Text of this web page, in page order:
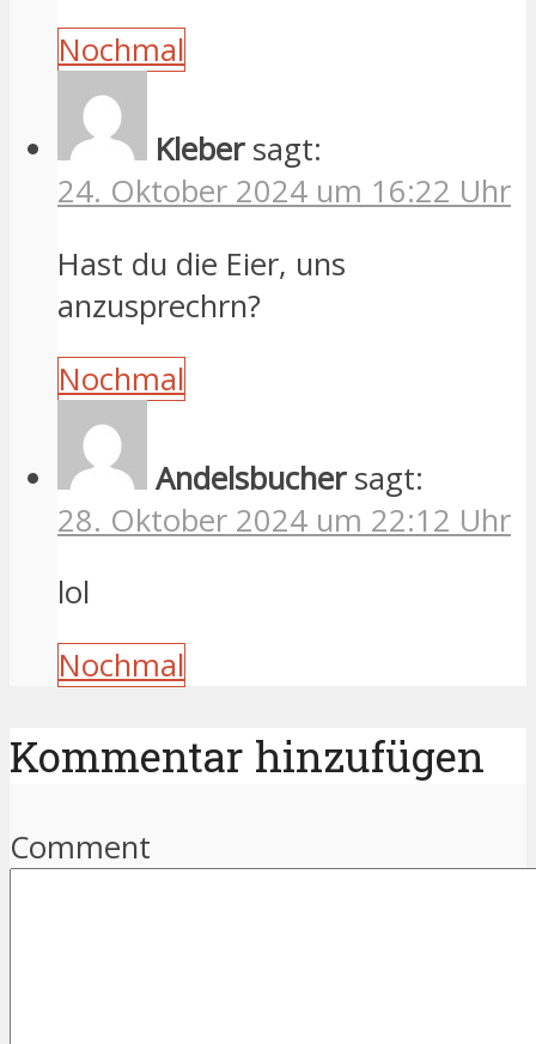
Nochmal
Kleber sagt:
24. Oktober 2024 um 16:22 Uhr
Hast du die Eier, uns
anzusprechrn?
Nochmal
Andelsbucher sagt:
28. Oktober 2024 um 22:12 Uhr
lol
Nochmal
Kommentar hinzufügen
Comment